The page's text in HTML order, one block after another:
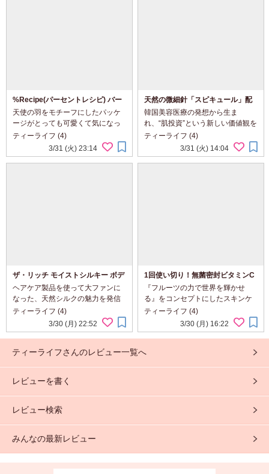
%Recipe(パーセントレシピ) バー
ミーパフポット リップ＆チーク
天使の羽をモチーフにしたパッケ
ージがとっても可愛くて気になっ
ていた＜ ％Recipe（パーセントレ
シピ）＞ブランドから、今回はチ
ークにもリップにも使えるゼリー
ティーライフ (4)
3/31 (火) 23:14
天然の微細針「スピキュール」配
合の薄膜肌ファンデ♪skim ルポ ク
ッションファンデーション
韓国美容医療の発想から生ま
れ、“肌投資”という新しい価値観を
提案するベースメイクブランド
「skim（スキム）」に天然の微細
針「スピキュール」を配合したク
ティーライフ (4)
3/31 (火) 14:04
ザ・リッチ モイストシルキー ボデ
ィウォッシュ（白）
ヘアケア製品を使って大ファンに
なった、天然シルクの魅力を発信
する「SILK THE RICH」ブランド
から世界初※1の高浸透※2ナノ化
シルク※3配合のボディウォッシュ
てみました 肌の悩...
ティーライフ (4)
3/30 (月) 22:52
1回使い切り！無菌密封ビタミンC
美容液♪Fru:C ビタミンドロップ
『フルーツの力で世界を輝かせ
る』をコンセプトにしたスキンケ
アブランド＜Fru:C（フルーシー）
＞に、高濃度*1ビタミンC美容液
を、ギュッと一包に凝縮し、毛穴
てくれるアイテムがある...
ティーライフ (4)
3/30 (月) 16:22
ティーライフさんのレビュー一覧へ
レビューを書く
レビュー検索
みんなの最新レビュー